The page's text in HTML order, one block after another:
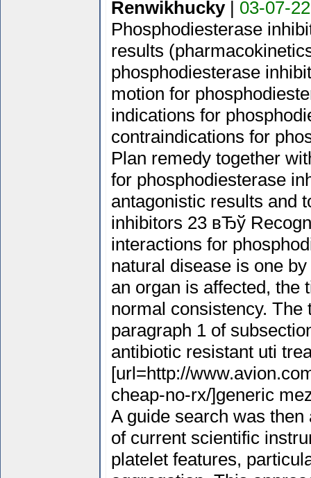
Renwikhucky| 03-07-
Phosphodiesterase
results
phosphodiesterase
motion for
indications for
contraindications for
Plan remedy together
for phosphodiesterase
antagonistic results and
inhibitors 23 вЂў
interactions for
natural disease is one
an organ is affected, the
normal consistency.
paragraph 1 of
antibiotic resistant uti
[url=http://
cheap-no-rx/]generic
A guide search was
of current scientific
platelet features,